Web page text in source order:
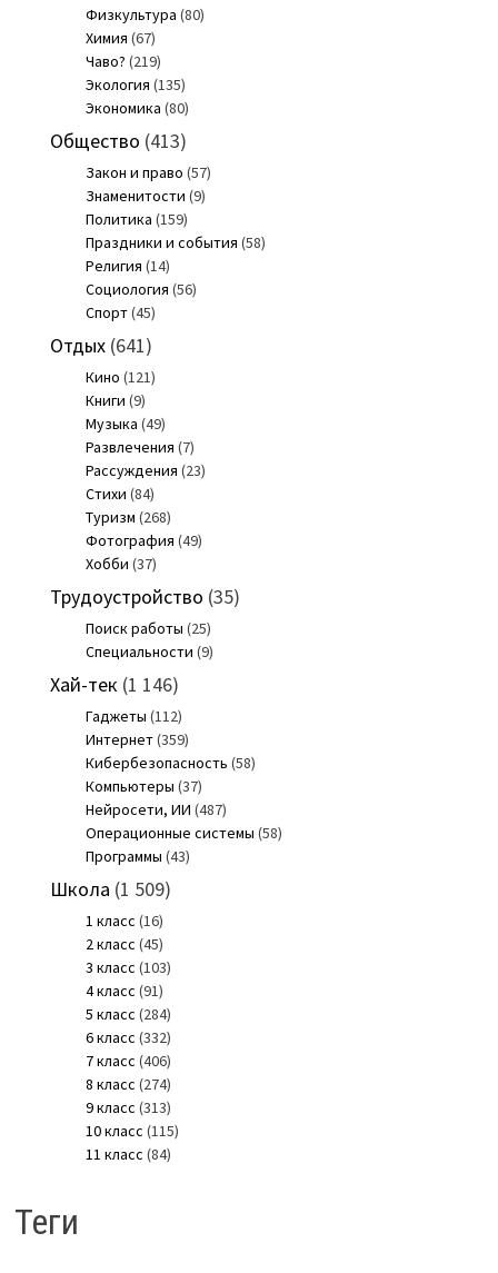
Физкультура (80)
Химия (67)
Чаво? (219)
Экология (135)
Экономика (80)
Общество (413)
Закон и право (57)
Знаменитости (9)
Политика (159)
Праздники и события (58)
Религия (14)
Социология (56)
Спорт(45)
Отдых(641)
Кино (121)
Книги (9)
Музыка (49)
Развлечения (7)
Рассуждения (23)
Стихи (84)
Туризм (268)
Фотография (49)
Хобби (37)
Трудоустройство (35)
Поиск работы (25)
Специальности (9)
Хай-тек (1 146)
Гаджеты (112)
Интернет(359)
Кибербезопасность (58)
Компьютеры (37)
Нейросети, ИИ (487)
Операционные системы (58)
Программы (43)
Школа (1 509)
1 класс (16)
2 класс (45)
3 класс (103)
4 класс (91)
5 класс (284)
6 класс (332)
7 класс (406)
8 класс (274)
9 класс (313)
10 класс (115)
11 класс (84)
Теги